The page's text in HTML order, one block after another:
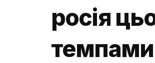
росія
темпами